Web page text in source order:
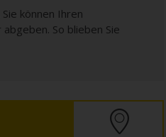
können Ihren
So blieben Sie